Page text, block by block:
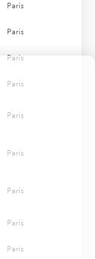
Paris
Paris
Paris
Paris
Paris
Paris
Paris
Paris
Paris